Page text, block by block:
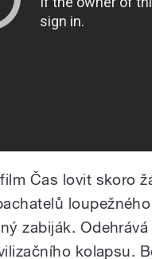
Čas lovit skoro
zabiják.
kolapsu.